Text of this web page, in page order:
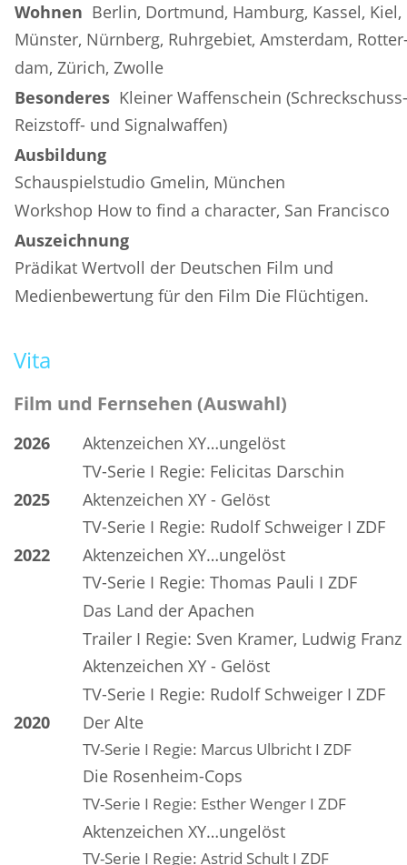
Wohnen
  Berlin, Dortmund, Hamburg, Kassel, Kiel,
Münster, Nürnberg, Ruhrgebiet, Amsterdam,
dam, Zürich, Zwolle
Besonderes
Kleiner Waffenschein
Reizstoff- und Signalwaffen)
Ausbildung
Schauspielstudio Gmelin, München
Workshop How to find a character, San Francisco
Auszeichnung
Prädikat Wertvoll der Deutschen Film und
Medienbewertung für den Film Die Flüchtigen.
Vita
Film und Fernsehen (Auswahl)
2026
Aktenzeichen XY…ungelöst
TV-Serie I Regie: Felicitas Darschin
2025
Aktenzeichen XY - Gelöst
TV-Serie I Regie: Rudolf Schweiger I ZDF
2022
Aktenzeichen XY…ungelöst
TV-Serie I Regie: Thomas Pauli I ZDF
Das Land der Apachen
Trailer I Regie: Sven Kramer, Ludwig Franz
Aktenzeichen XY - Gelöst
TV-Serie I Regie: Rudolf Schweiger I ZDF
2020
Der Alte
TV-Serie I Regie: Marcus Ulbricht I ZDF
Die Rosenheim-Cops
TV-Serie I Regie: Esther Wenger I ZDF
Aktenzeichen XY…ungelöst
TV-Serie I Regie: Astrid Schult I ZDF